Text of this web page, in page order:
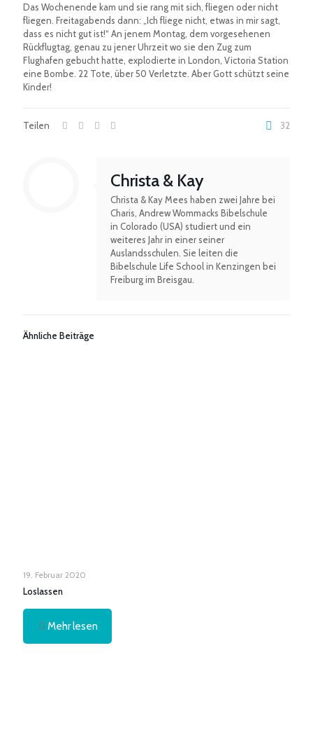
Das Wochenende kam und sie rang mit sich, fliegen oder nicht
fliegen. Freitagabends dann: „Ich fliege nicht, etwas in mir sagt,
dass es nicht gut ist!“ An jenem Montag, dem vorgesehenen
Rückflugtag, genau zu jener Uhrzeit wo sie den Zug zum
Flughafen gebucht hatte, explodierte in London, Victoria Station
eine Bombe. 22 Tote, über 50 Verletzte. Aber Gott schützt seine
Kinder!
Teilen 32
Christa & Kay
Christa & Kay Mees haben zwei Jahre bei
Charis, Andrew Wommacks Bibelschule
in Colorado (USA) studiert und ein
weiteres Jahr in einer seiner
Auslandsschulen. Sie leiten die
Bibelschule Life School in Kenzingen bei
Freiburg im Breisgau.
Ähnliche Beiträge
19. Februar 2020
Loslassen
Mehr lesen